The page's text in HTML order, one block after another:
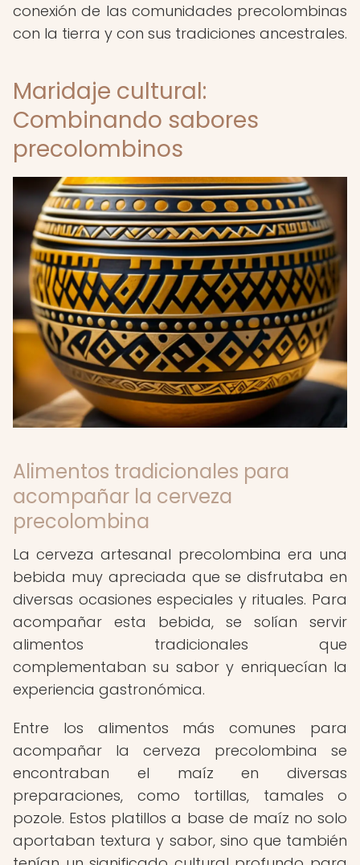
conexión de las comunidades precolombinas
con la tierra y con sus tradiciones ancestrales.
Maridaje cultural:
Combinando sabores
precolombinos
Alimentos tradicionales para
acompañar la cerveza
precolombina
La cerveza artesanal precolombina era una
bebida muy apreciada que se disfrutaba en
diversas ocasiones especiales y rituales. Para
acompañar esta bebida, se solían servir
alimentos tradicionales que
complementaban su sabor y enriquecían la
experiencia gastronómica.
Entre los alimentos más comunes para
acompañar la cerveza precolombina se
encontraban el maíz en diversas
preparaciones, como tortillas, tamales o
pozole. Estos platillos a base de maíz no solo
aportaban textura y sabor, sino que también